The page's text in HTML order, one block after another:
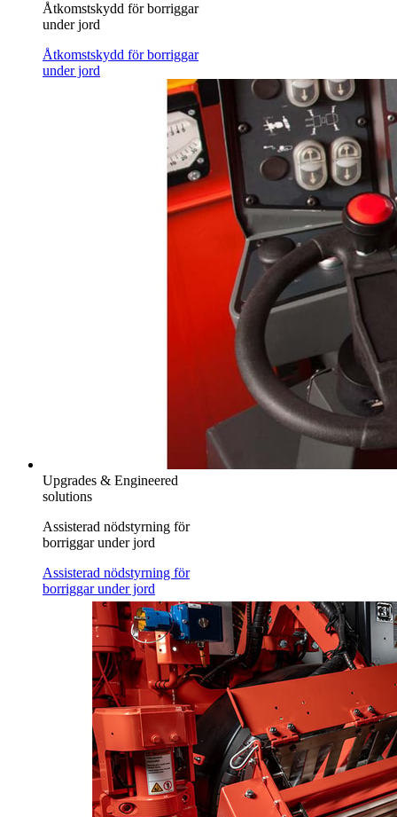
Åtkomstskydd för borriggar
under jord
Åtkomstskydd för borriggar
under jord
Upgrades & Engineered
solutions
Assisterad nödstyrning för
borriggar under jord
Assisterad nödstyrning för
borriggar under jord